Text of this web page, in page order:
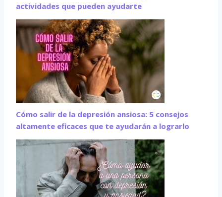
actividades que pueden ayudarte
Cómo salir de la depresión ansiosa: 5 consejos
altamente eficaces que te ayudarán a lograrlo